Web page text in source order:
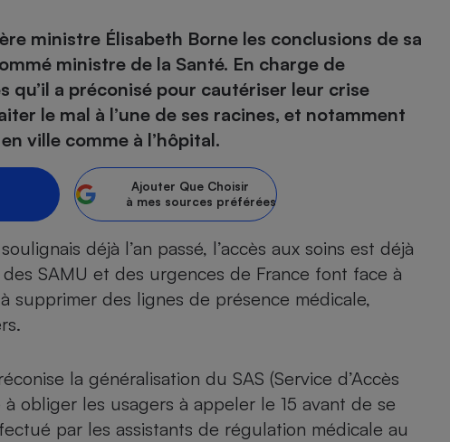
ministre Élisabeth Borne les conclusions de sa
ministre de la Santé. En charge de
qu’il a préconisé pour cautériser leur crise
le mal à l’une de ses racines, et notamment
ville comme à l’hôpital.
Ajouter Que Choisir
à mes sources préférées
déjà l’an passé, l’accès aux soins est déjà
SAMU et des urgences de France font face à
supprimer des lignes de présence médicale,
la généralisation du SAS (Service d’Accès
obliger les usagers à appeler le 15 avant de se
par les assistants de régulation médicale au
- Drive
Circuits courts et
- Réparation
auto
- Drive
Comparatif sèche-linge
congélateur
à induction
aspirante
mobile
balai
traîneau
automatique
vapeur
photovoltaïques
Comparatif smartphone
audio
de son
multifonction
portable
tactile
Comparatif nettoyeur haute
pression
robot
à granulés
électrique
Comparateur mutuelle
Comparateur des devis d’opticiens
- Médicament
- Complémentaire santé
Obsèques - Pompes
funèbres